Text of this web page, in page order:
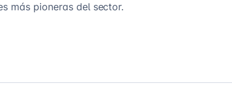
más pioneras del sector.